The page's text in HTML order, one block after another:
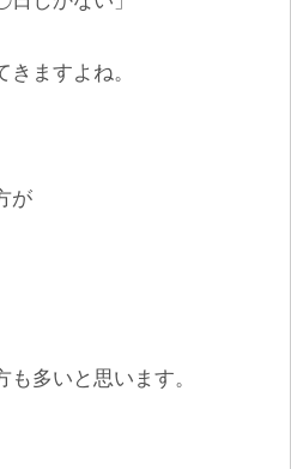
ますよね。
が
多いと思います。